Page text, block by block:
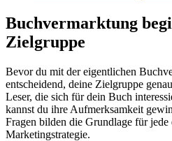
Buchvermarktung
Zielgruppe
Bevor du mit der eigentlichen
entscheidend, deine Zielgruppe
Leser, die sich für dein Buch
kannst du ihre Aufmerksamkeit
Fragen bilden die Grundlage für jede
Marketingstrategie.